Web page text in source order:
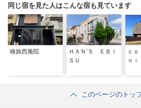
同じ宿を見た人はこんな宿も見ています
橋旅西雅院
ＨＡＮ’Ｓ ＥＢＩ
ＳＵ
ｃ
ｎｉ
このページのトッ